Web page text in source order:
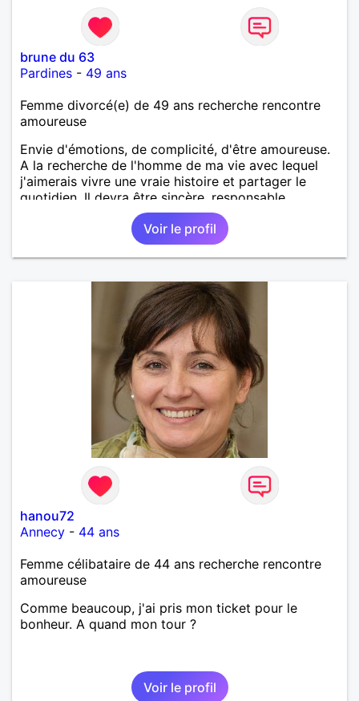
brune du 63
Pardines - 49 ans
Femme divorcé(e) de 49 ans recherche rencontre
amoureuse
Envie d'émotions, de complicité, d'être amoureuse.
A la recherche de l'homme de ma vie avec lequel
j'aimerais vivre une vraie histoire et partager le
quotidien. Il devra être sincère, responsable,
ambitieux, entreprenant, fort de caractère et avec le
sens de l'humour. Il saura me chouchouter et me
mettre en valeur, me donner son amour et attention.
Merci de m'avoir lu et à bientôt...
Voir le profil
hanou72
Annecy - 44 ans
Femme célibataire de 44 ans recherche rencontre
amoureuse
Comme beaucoup, j'ai pris mon ticket pour le
bonheur. A quand mon tour ?
Voir le profil